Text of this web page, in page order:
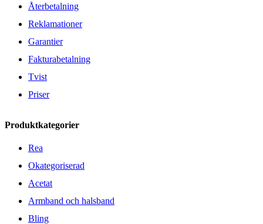
Återbetalning
Reklamationer
Garantier
Fakturabetalning
Tvist
Priser
Produktkategorier
Rea
Okategoriserad
Acetat
Armband och halsband
Bling